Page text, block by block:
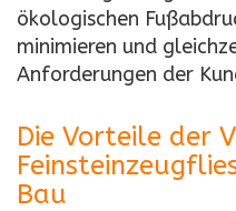
ökologischen
minimieren und
Anforderungen der
Die Vorteile der
Bau